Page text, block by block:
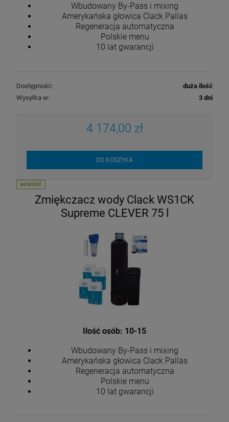
Wbudowany By-Pass i mixing
Amerykańska głowica Clack Pallas
Regeneracja automatyczna
Polskie menu
10 lat gwarancji
Dostępność:
duża ilość
Wysyłka w:
3 dni
4 174,00 zł
DO KOSZYKA
Zmiękczacz wody Clack WS1CK
Supreme CLEVER 75 l
Ilość osób: 10-15
Wbudowany By-Pass i mixing
Amerykańska głowica Clack Pallas
Regeneracja automatyczna
Polskie menu
10 lat gwarancji
NOWOŚĆ